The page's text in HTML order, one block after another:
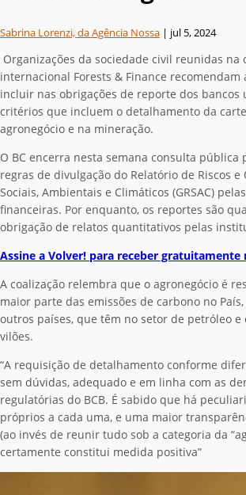
Sabrina Lorenzi, da Agência Nossa | jul 5, 2024
Organizações da sociedade civil reunidas na
internacional Forests & Finance recomendam
incluir nas obrigações de reporte dos bancos
critérios que incluem o detalhamento da
agronegócio e na mineração.
O BC encerra nesta semana consulta pública
regras de divulgação do Relatório de Riscos
Sociais, Ambientais e Climáticos (GRSAC)
financeiras. Por enquanto, os reportes são
obrigação de relatos quantitativos pelas
Assine a Volver! para receber gratuitamente
A coalização relembra que o agronegócio é
maior parte das emissões de carbono no
outros países, que têm no setor de petróleo e
vilões.
“A requisição de detalhamento conforme
sem dúvidas, adequado e em linha com as
regulatórias do BCB. É sabido que há
próprios a cada uma, e uma maior
(ao invés de reunir tudo sob a categoria da
certamente constitui medida positiva”